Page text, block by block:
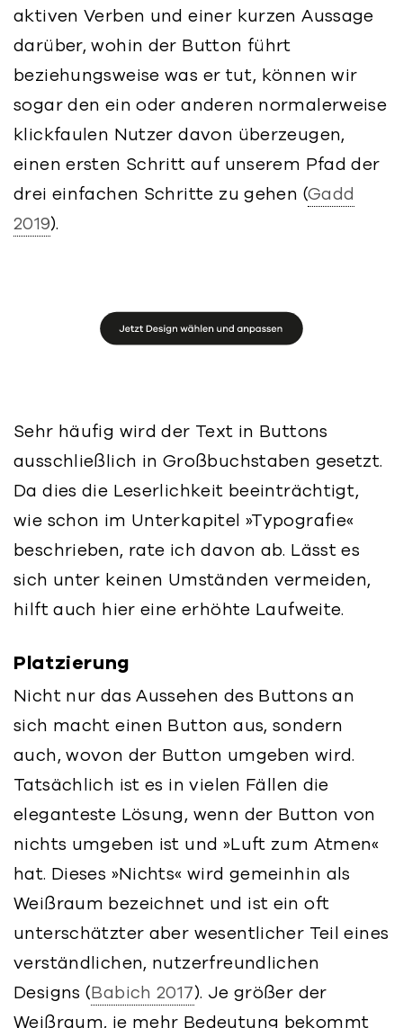
aktiven Verben und einer kurzen Aussage
darüber, wohin der Button führt
beziehungsweise was er tut, können wir
sogar den ein oder anderen normalerweise
klickfaulen Nutzer davon überzeugen,
einen ersten Schritt auf unserem Pfad der
drei einfachen Schritte zu gehen (Gadd
2019).
Sehr häufig wird der Text in Buttons
ausschließlich in Großbuchstaben gesetzt.
Da dies die Leserlichkeit beeinträchtigt,
wie schon im Unterkapitel »Typografie«
beschrieben, rate ich davon ab. Lässt es
sich unter keinen Umständen vermeiden,
hilft auch hier eine erhöhte Laufweite.
Platzierung
Nicht nur das Aussehen des Buttons an
sich macht einen Button aus, sondern
auch, wovon der Button umgeben wird.
Tatsächlich ist es in vielen Fällen die
eleganteste Lösung, wenn der Button von
nichts umgeben ist und »Luft zum Atmen«
hat. Dieses »Nichts« wird gemeinhin als
Weißraum bezeichnet und ist ein oft
unterschätzter aber wesentlicher Teil eines
verständlichen, nutzerfreundlichen
Designs (Babich 2017). Je größer der
Weißraum, je mehr Bedeutung bekommt